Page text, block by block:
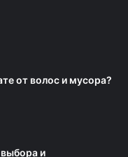
от волос и мусора?
и